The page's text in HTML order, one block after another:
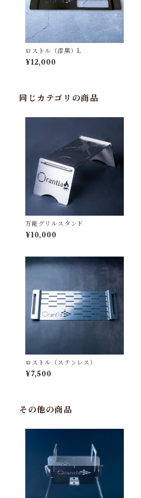
ロストル（漆黒）L
¥12,000
同じカテゴリの商品
万能グリルスタンド
¥10,000
ロストル（ステンレス）
¥7,500
その他の商品